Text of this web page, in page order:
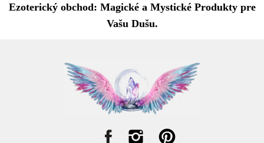
Ezoterický obchod: Magické a Mystické Produkty pre
Vašu Dušu.